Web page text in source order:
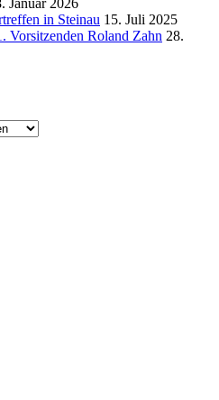
in Steinau 15. Juli 2025
Vorsitzenden Roland Zahn 28.